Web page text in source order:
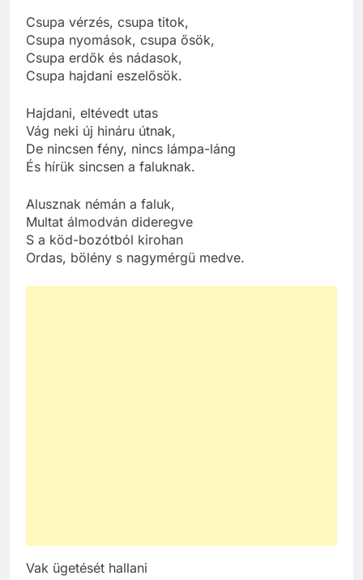
Csupa vérzés, csupa titok,
Csupa nyomások, csupa ősök,
Csupa erdők és nádasok,
Csupa hajdani eszelősök.
Hajdani, eltévedt utas
Vág neki új hináru útnak,
De nincsen fény, nincs lámpa-láng
És hírük sincsen a faluknak.
Alusznak némán a faluk,
Multat álmodván dideregve
S a köd-bozótból kirohan
Ordas, bölény s nagymérgü medve.
Vak ügetését hallani